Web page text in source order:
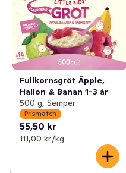
Fullkornsgröt Äpple,
Hallon & Banan 1-3 år
500 g, Semper
Prismatch
55,50 kr
111,00 kr /kg